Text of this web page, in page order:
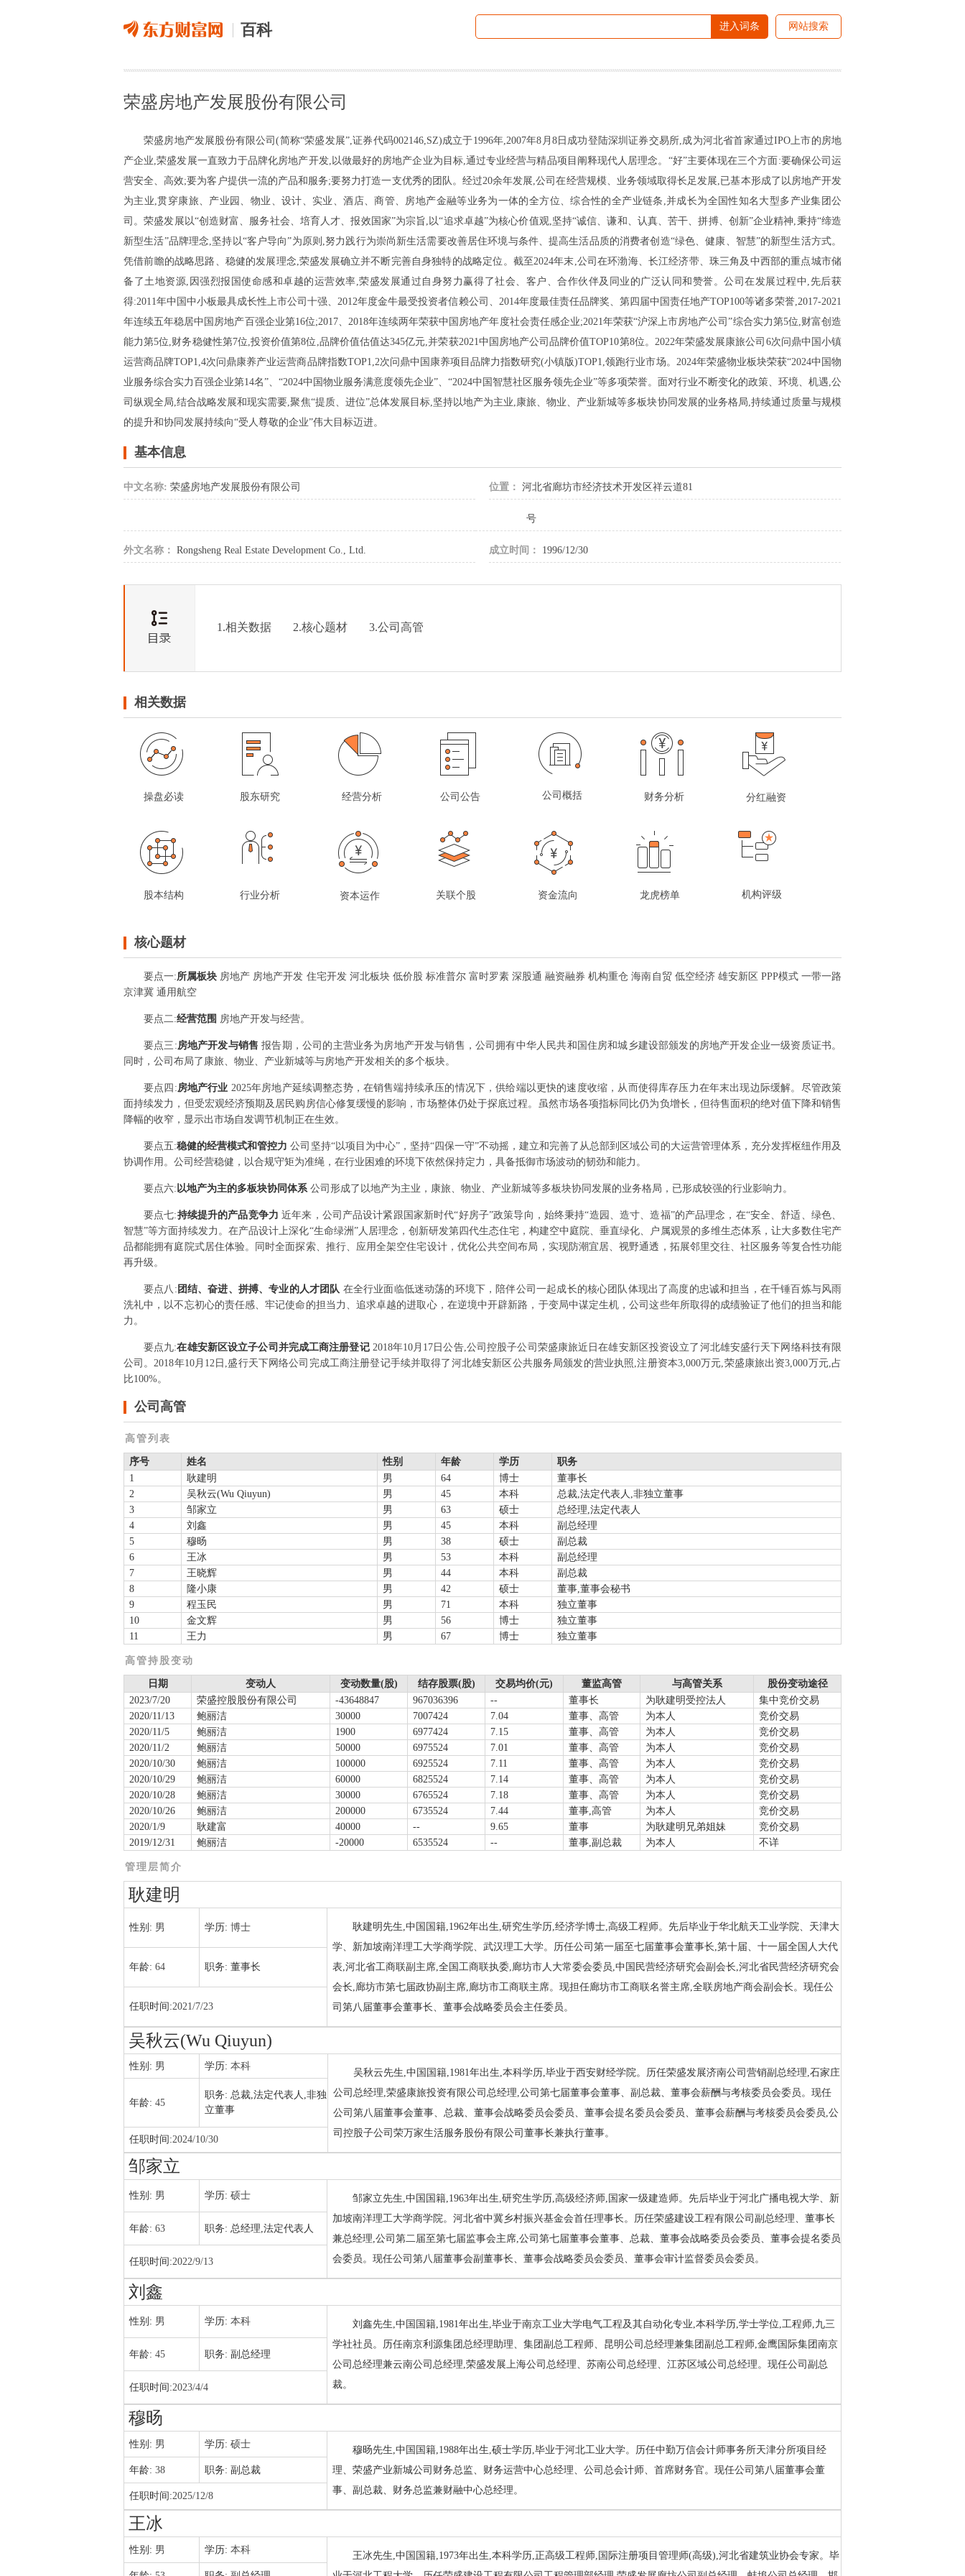
百科 进入词条 网站搜索
荣盛房地产发展股份有限公司
荣盛房地产发展股份有限公司(简称“荣盛发展”,证券代码002146,SZ)成立于1996年,2007年8月8日成功登陆深圳证券交易所,成为河北省首家通过IPO上市的房地
产企业,荣盛发展一直致力于品牌化房地产开发,以做最好的房地产企业为目标,通过专业经营与精品项目阐释现代人居理念。“好”主要体现在三个方面:要确保公司运
营安全、高效;要为客户提供一流的产品和服务;要努力打造一支优秀的团队。经过20余年发展,公司在经营规模、业务领域取得长足发展,已基本形成了以房地产开发
为主业,贯穿康旅、产业园、物业、设计、实业、酒店、商管、房地产金融等业务为一体的全方位、综合性的全产业链条,并成长为全国性知名大型多产业集团公
司。荣盛发展以“创造财富、服务社会、培育人才、报效国家”为宗旨,以“追求卓越”为核心价值观,坚持“诚信、谦和、认真、苦干、拼搏、创新”企业精神,秉持“缔造
新型生活”品牌理念,坚持以“客户导向”为原则,努力践行为崇尚新生活需要改善居住环境与条件、提高生活品质的消费者创造“绿色、健康、智慧”的新型生活方式。
凭借前瞻的战略思路、稳健的发展理念,荣盛发展确立并不断完善自身独特的战略定位。截至2024年末,公司在环渤海、长江经济带、珠三角及中西部的重点城市储
备了土地资源,因强烈报国使命感和卓越的运营效率,荣盛发展通过自身努力赢得了社会、客户、合作伙伴及同业的广泛认同和赞誉。公司在发展过程中,先后获
得:2011年中国中小板最具成长性上市公司十强、2012年度金牛最受投资者信赖公司、2014年度最佳责任品牌奖、第四届中国责任地产TOP100等诸多荣誉,2017-2021
年连续五年稳居中国房地产百强企业第16位;2017、2018年连续两年荣获中国房地产年度社会责任感企业;2021年荣获“沪深上市房地产公司”综合实力第5位,财富创造
能力第5位,财务稳健性第7位,投资价值第8位,品牌价值估值达345亿元,并荣获2021中国房地产公司品牌价值TOP10第8位。2022年荣盛发展康旅公司6次问鼎中国小镇
运营商品牌TOP1,4次问鼎康养产业运营商品牌指数TOP1,2次问鼎中国康养项目品牌力指数研究(小镇版)TOP1,领跑行业市场。2024年荣盛物业板块荣获“2024中国物
业服务综合实力百强企业第14名”、“2024中国物业服务满意度领先企业”、“2024中国智慧社区服务领先企业”等多项荣誉。面对行业不断变化的政策、环境、机遇,公
司纵观全局,结合战略发展和现实需要,聚焦“提质、进位”总体发展目标,坚持以地产为主业,康旅、物业、产业新城等多板块协同发展的业务格局,持续通过质量与规模
的提升和协同发展持续向“受人尊敬的企业”伟大目标迈进。
基本信息
中文名称: 荣盛房地产发展股份有限公司 位置： 河北省廊坊市经济技术开发区祥云道81
号
外文名称： Rongsheng Real Estate Development Co., Ltd. 成立时间： 1996/12/30
1.相关数据 2.核心题材 3.公司高管
相关数据
操盘必读 股东研究 经营分析 公司公告 公司概括 财务分析 分红融资
股本结构 行业分析 资本运作 关联个股 资金流向 龙虎榜单 机构评级
核心题材
要点一:所属板块 房地产 房地产开发 住宅开发 河北板块 低价股 标准普尔 富时罗素 深股通 融资融券 机构重仓 海南自贸 低空经济 雄安新区 PPP模式 一带一路
京津冀 通用航空
要点二:经营范围 房地产开发与经营。
要点三 :房地产开发与销售报告期，公司的主营业务为房地产开发与销售，公司拥有中华人民共和国住房和城乡建设部颁发的房地产开发企业一级资质证书。
同时，公司布局了康旅、物业、产业新城等与房地产开发相关的多个板块。
要点 四 :房地产行业 2025年房地产延续调整态势，在销售端持续承压的情况下，供给端以更快的速度收缩，从而使得库存压力在年末出现边际缓解。尽管政策
面持续发力，但受宏观经济预期及居民购房信心修复缓慢的影响，市场整体仍处于探底过程。虽然市场各项指标同比仍为负增长，但待售面积的绝对值下降和销售
降幅的收窄，显示出市场自发调节机制正在生效。
要点五:稳健的经营模式和管控力公司坚持“以项目为中心”，坚持“四保一守”不动摇，建立和完善了从总部到区域公司的大运营管理体系，充分发挥枢纽作用及
协调作用。公司经营稳健，以合规守矩为准绳，在行业困难的环境下依然保持定力，具备抵御市场波动的韧劲和能力。
要点六:以地产为主的多板块协同体系 公司形成了以地产为主业，康旅、物业、产业新城等多板块协同发展的业务格局，已形成较强的行业影响力。
要点七:持续提升的产品竞争力近年来，公司产品设计紧跟国家新时代“好房子”政策导向，始终秉持“造园、造寸、造福”的产品理念，在“安全、舒适、绿色、
智慧”等方面持续发力。在产品设计上深化“生命绿洲”人居理念，创新研发第四代生态住宅，构建空中庭院、垂直绿化、户属观景的多维生态体系，让大多数住宅产
品都能拥有庭院式居住体验。同时全面探索、推行、应用全架空住宅设计，优化公共空间布局，实现防潮宜居、视野通透，拓展邻里交往、社区服务等复合性功能
再升级。
要点 八 : 团结、奋进、拼搏、专业的人才团队 在全行业面临低迷动荡的环境下，陪伴公司一起成长的核心团队体现出了高度的忠诚和担当，在千锤百炼与风雨
洗礼中，以不忘初心的责任感、牢记使命的担当力、追求卓越的进取心，在逆境中开辟新路，于变局中谋定生机，公司这些年所取得的成绩验证了他们的担当和能
力。
要点九:在雄安新区设立子公司并完成工商注册登记 2018年10月17日公告,公司控股子公司荣盛康旅近日在雄安新区投资设立了河北雄安盛行天下网络科技有限
公司。2018年10月12日,盛行天下网络公司完成工商注册登记手续并取得了河北雄安新区公共服务局颁发的营业执照,注册资本3,000万元,荣盛康旅出资3,000万元,占
比100%。
公司高管
高管列表
序号 姓名 性别 年龄 学历
职务
1
耿建明 男 64 博士
董事长
2
吴秋云(Wu Qiuyun) 男 45 本科
总裁,法定代表人,非独立董事
3
邹家立 男 63 硕士
总经理,法定代表人
4
刘鑫 男 45 本科
副总经理
5
穆旸 男 38 硕士
副总裁
6
王冰 男 53 本科
副总经理
7
王晓辉 男 44 本科
副总裁
8
隆小康 男 42 硕士
董事,董事会秘书
9
程玉民 男 71 本科
独立董事
10
金文辉 男 56 博士
独立董事
11
王力 男 67 博士 独立董事
高管持股变动
日期 变动人 变动数量(股) 结存股票(股) 交易均价(元) 董监高管 与高管关系
股份变动途径
2023/7/20
荣盛控股股份有限公司 -43648847 967036396 -- 董事长 为耿建明受控法人
集中竞价交易
2020/11/13
鲍丽洁 30000 7007424 7.04 董事、高管 为本人
竞价交易
2020/11/5
鲍丽洁 1900 6977424 7.15 董事、高管 为本人
竞价交易
2020/11/2
鲍丽洁 50000 6975524 7.01 董事、高管 为本人
竞价交易
2020/10/30
鲍丽洁 100000 6925524 7.11 董事、高管 为本人
竞价交易
2020/10/29
鲍丽洁 60000 6825524 7.14 董事、高管 为本人
竞价交易
2020/10/28
鲍丽洁 30000 6765524 7.18 董事、高管 为本人
竞价交易
2020/10/26
鲍丽洁 200000 6735524 7.44 董事,高管 为本人
竞价交易
2020/1/9
耿建富 40000 -- 9.65 董事 为耿建明兄弟姐妹
竞价交易
2019/12/31
鲍丽洁 -20000 6535524 -- 董事,副总裁 为本人 不详
管理层简介
耿建明
性别: 男 学历: 博士
耿建明先生,中国国籍,1962年出生,研究生学历,经济学博士,高级工程师。先后毕业于华北航天工业学院、天津大
学、新加坡南洋理工大学商学院、武汉理工大学。历任公司第一届至七届董事会董事长,第十届、十一届全国人大代
表,河北省工商联副主席,全国工商联执委,廊坊市人大常委会委员,中国民营经济研究会副会长,河北省民营经济研究会
会长,廊坊市第七届政协副主席,廊坊市工商联主席。现担任廊坊市工商联名誉主席,全联房地产商会副会长。现任公
司第八届董事会董事长、董事会战略委员会主任委员。
年龄: 64 职务: 董事长
任职时间:2021/7/23
吴秋云(Wu Qiuyun)
性别: 男 学历: 本科
吴秋云先生,中国国籍,1981年出生,本科学历,毕业于西安财经学院。历任荣盛发展济南公司营销副总经理,石家庄
公司总经理,荣盛康旅投资有限公司总经理,公司第七届董事会董事、副总裁、董事会薪酬与考核委员会委员。现任
公司第八届董事会董事、总裁、董事会战略委员会委员、董事会提名委员会委员、董事会薪酬与考核委员会委员,公
司控股子公司荣万家生活服务股份有限公司董事长兼执行董事。
年龄: 45
职务: 总裁,法定代表人,非独
立董事
任职时间:2024/10/30
邹家立
性别: 男 学历: 硕士
邹家立先生,中国国籍,1963年出生,研究生学历,高级经济师,国家一级建造师。先后毕业于河北广播电视大学、新
加坡南洋理工大学商学院。河北省中冀乡村振兴基金会首任理事长。历任荣盛建设工程有限公司副总经理、董事长
兼总经理,公司第二届至第七届监事会主席,公司第七届董事会董事、总裁、董事会战略委员会委员、董事会提名委员
会委员。现任公司第八届董事会副董事长、董事会战略委员会委员、董事会审计监督委员会委员。
年龄: 63 职务: 总经理,法定代表人
任职时间:2022/9/13
刘鑫
性别: 男 学历: 本科
刘鑫先生,中国国籍,1981年出生,毕业于南京工业大学电气工程及其自动化专业,本科学历,学士学位,工程师,九三
学社社员。历任南京利源集团总经理助理、集团副总工程师、昆明公司总经理兼集团副总工程师,金鹰国际集团南京
公司总经理兼云南公司总经理,荣盛发展上海公司总经理、苏南公司总经理、江苏区域公司总经理。现任公司副总
裁。
年龄: 45 职务: 副总经理
任职时间:2023/4/4
穆旸
性别: 男 学历: 硕士
穆旸先生,中国国籍,1988年出生,硕士学历,毕业于河北工业大学。历任中勤万信会计师事务所天津分所项目经
理、荣盛产业新城公司财务总监、财务运营中心总经理、公司总会计师、首席财务官。现任公司第八届董事会董
事、副总裁、财务总监兼财融中心总经理。
年龄: 38 职务: 副总裁
任职时间:2025/12/8
王冰
性别: 男 学历: 本科
王冰先生,中国国籍,1973年出生,本科学历,正高级工程师,国际注册项目管理师(高级),河北省建筑业协会专家。毕